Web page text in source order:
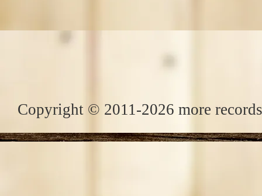
Copyright © 2011-2026 more